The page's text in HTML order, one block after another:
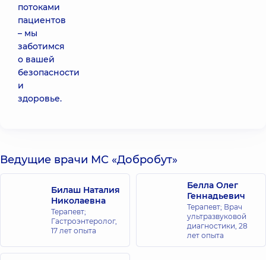
потоками
пациентов
– мы
заботимся
о вашей
безопасности
и
здоровье.
Ведущие врачи МС «Добробут»
Билаш Наталия
Николаевна
Терапевт;
Гастроэнтеролог,
17 лет опыта
Белла Олег
Геннадьевич
Терапевт; Врач
ультразвуковой
диагностики, 28
лет опыта